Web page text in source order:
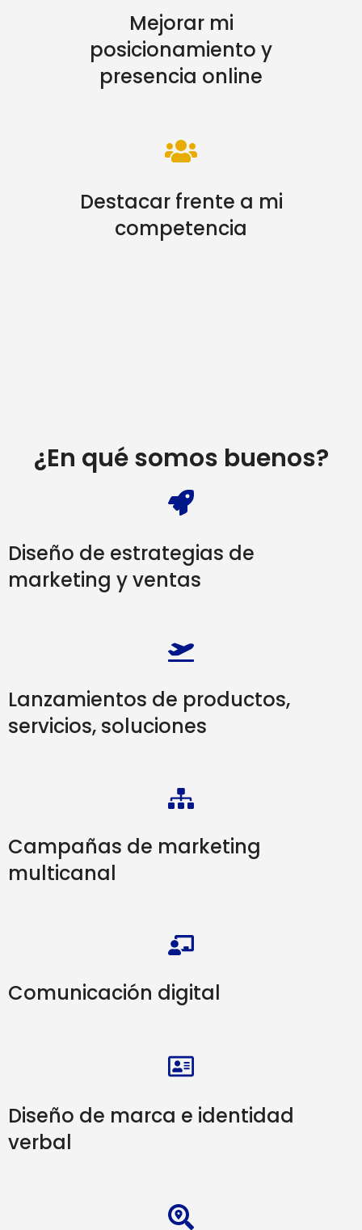
Mejorar mi
posicionamiento y
presencia online
Destacar frente a mi
competencia
¿En qué somos buenos?
Diseño de estrategias de
marketing y ventas
Lanzamientos de productos,
servicios, soluciones
Campañas de marketing
multicanal
Comunicación digital
Diseño de marca e identidad
verbal